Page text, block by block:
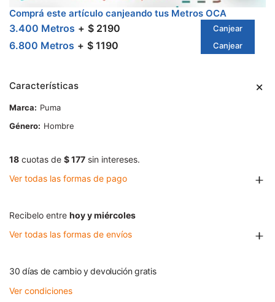
Comprá este artículo canjeando tus Metros OCA
3.400 Metros $ 2190 Canjear
6.800 Metros $ 1190 Canjear
Características
Marca
Puma
Género
Hombre
18 cuotas de $ 177 sin intereses.
Ver todas las formas de pago
Recibelo entre hoy y miércoles
Ver todas las formas de envíos
30 días de cambio y devolución gratis
Ver condiciones